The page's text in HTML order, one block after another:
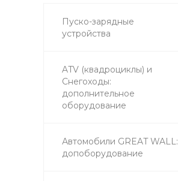
Пуско-зарядные
устройства
ATV (квадроциклы) и
Снегоходы:
дополнительное
оборудование
Автомобили GREAT WALL:
допоборудование